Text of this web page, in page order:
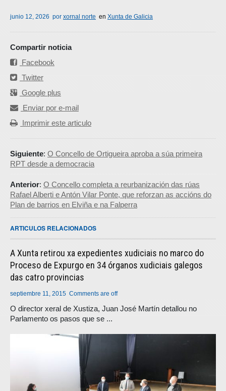
junio 12, 2026 por xornal norte en Xunta de Galicia
Compartir noticia
Facebook
Twitter
Google plus
Enviar por e-mail
Imprimir este articulo
Siguiente: O Concello de Ortigueira aproba a súa primeira
RPT desde a democracia
Anterior: O Concello completa a reurbanización das rúas
Rafael Alberti e Antón Vilar Ponte, que reforzan as accións do
Plan de barrios en Elviña e na Falperra
ARTICULOS RELACIONADOS
A Xunta retirou xa expedientes xudiciais no marco do
Proceso de Expurgo en 34 órganos xudiciais galegos
das catro provincias
septiembre 11, 2015 Comments are off
O director xeral de Xustiza, Juan José Martín detallou no
Parlamento os pasos que se ...